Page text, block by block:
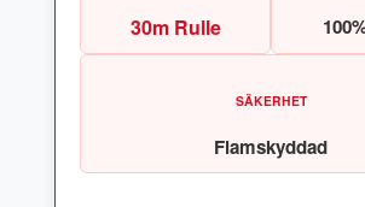
30m Rulle
SÄKERHET
Flamskyddad